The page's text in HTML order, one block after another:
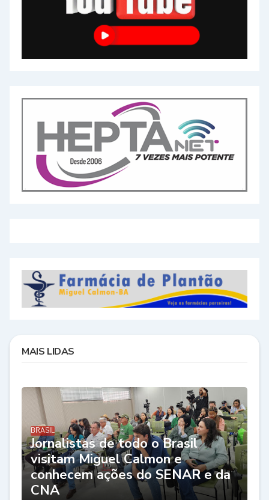
MAIS LIDAS
BRASIL
Jornalistas de todo o Brasil
visitam Miguel Calmon e
conhecem ações do SENAR e da
CNA